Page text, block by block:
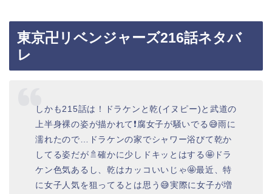
東京卍リベンジャーズ216話ネタバ
レ
しかも215話は！ドラケンと乾(イヌピー)と武道の
上半身裸の姿が描かれて❗️腐女子が騒いでる😅雨に
濡れたので…ドラケンの家でシャワー浴びて乾か
してる姿だが🚿確かに少しドキッとはする🤩ドラ
ケン色気あるし、乾はカッコいいじゃ🤩最近、特
に女子人気を狙ってるとは思う😅実際に女子が増